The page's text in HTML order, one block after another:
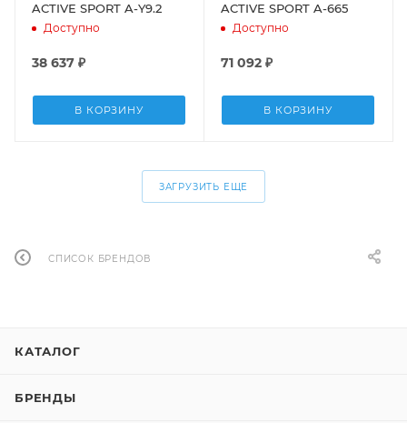
ACTIVE SPORT A-Y9.2
Доступно
38 637 ₽
В КОРЗИНУ
ACTIVE SPORT A-665
Доступно
71 092 ₽
В КОРЗИНУ
ЗАГРУЗИТЬ ЕЩЕ
СПИСОК БРЕНДОВ
КАТАЛОГ
БРЕНДЫ